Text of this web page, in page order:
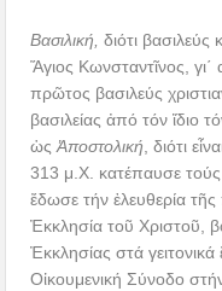
Βασιλική, διότι
Ἅγιος Κωνσταντῖνος, γι΄
πρῶτος βασιλεύς
βασιλείας ἀπό τόν ἴδιο
ὡςἈποστολική , διότι
313 μ.Χ. κατέπαυσε τούς
ἔδωσε τήν ἐλευθερία τῆς
Ἐκκλησία τοῦ Χριστοῦ,
Ἐκκλησίας στά
Οἰκουμενική Σύνοδο